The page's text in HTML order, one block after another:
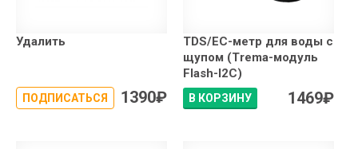
Удалить
ПОДПИСАТЬСЯ 1390₽
TDS/EC-метр для воды с
щупом (Trema-модуль
Flash-I2C)
В КОРЗИНУ 1469₽